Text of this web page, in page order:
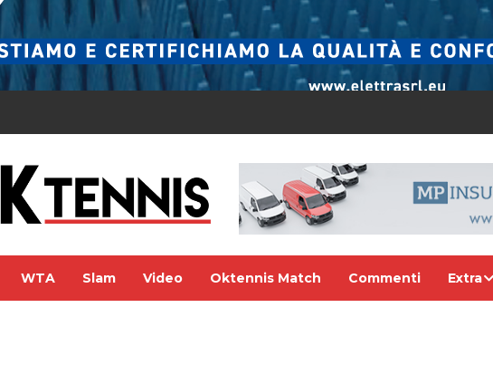
WTA Slam Video Oktennis Match Commenti Extra